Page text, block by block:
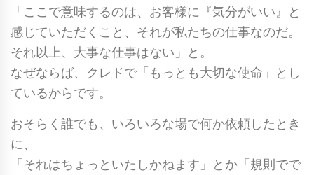
「ここで意味するのは、お客様に『気分がいい』と
感じていただくこと、それが私たちの仕事なのだ。
それ以上、大事な仕事はない」と。
なぜならば、クレドで「もっとも大切な使命」とし
ているからです。
おそらく誰でも、いろいろな場で何か依頼したとき
に、
「それはちょっといたしかねます」とか「規則でで